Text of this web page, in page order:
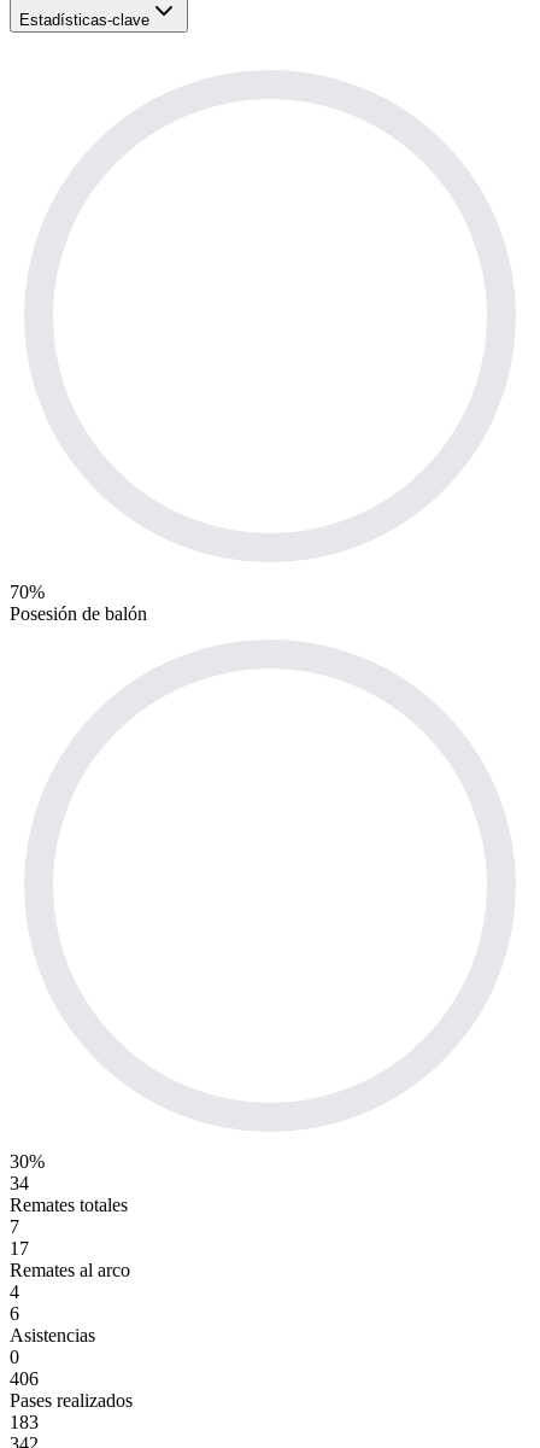
Estadísticas-clave
70%
Posesión de balón
30%
34
Remates totales
7
17
Remates al arco
4
6
Asistencias
0
406
Pases realizados
183
342